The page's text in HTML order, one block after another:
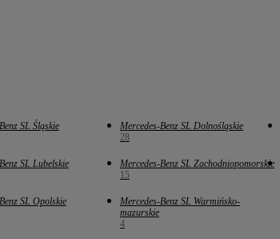
SL Śląskie
Mercedes-Benz SL Dolnośląskie
28
SL Lubelskie
Mercedes-Benz SL Zachodniopomorskie
15
SL Opolskie
Mercedes-Benz SL Warmińsko-
mazurskie
4